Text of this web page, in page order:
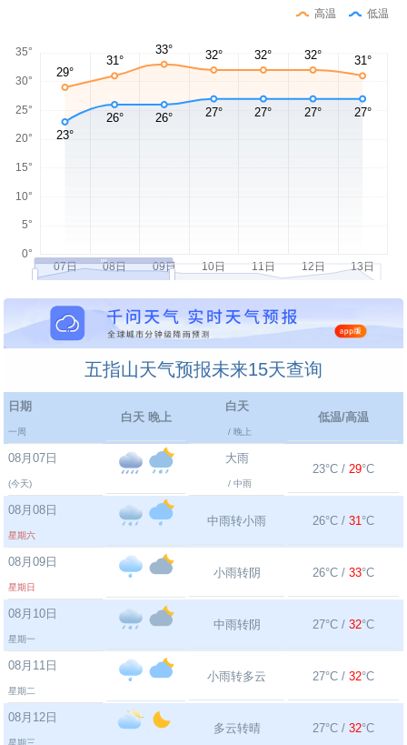
高温 低温
五指山天气预报未来15天查询
日期
一周
白天 晚上
白天
/ 晚上
低温/高温
08月07日
(今天)
大雨
/ 中雨
23°C / 29°C
08月08日
星期六
中雨转小雨 26°C / 31°C
08月09日
星期日
小雨转阴 26°C / 33°C
08月10日
星期一
中雨转阴 27°C / 32°C
08月11日
星期二
小雨转多云 27°C / 32°C
08月12日
星期三
多云转晴 27°C / 32°C